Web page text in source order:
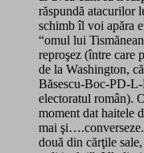
răspundă atacurilor
schimb îl voi apăra
“omul lui
reproşez (între care
de la Washington,
Băsescu-Boc-PD-L-
electoratul român).
moment dat haitele
mai
două din cărţile